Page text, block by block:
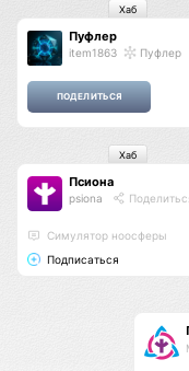
Пуфлер
item1863 Пуфлер
Хаб
Псиона
psiona
Cимулятор ноосферы
Подписаться
Хаб